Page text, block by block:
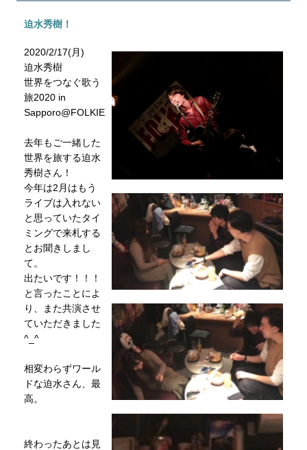
迫水秀樹！
2020/2/17(月)
迫水秀樹
世界をつなぐ歌う
旅2020 in
Sapporo@FOLKIE
去年もご一緒した
世界を旅する迫水
秀樹さん！
今年は2月はもう
ライブは入れない
と思っていたタイ
ミングで来札する
とお聞きしまし
て。
出たいです！！！
と言ったことによ
り、また共演させ
ていただきました
^_^
相変わらずワール
ドな迫水さん、最
高。
終わったあとは見